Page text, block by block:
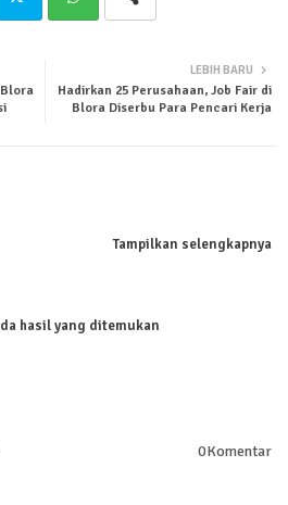
ter tsa
LEBIH BARU
Hadirkan 25 Perusahaan, Job Fair di
Blora Diserbu Para Pencari Kerja
Tampilkan selengkapnya
hasil yang ditemukan
0Komentar